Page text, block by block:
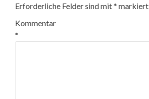
Erforderliche Felder sind mit* markiert
Kommentar
*